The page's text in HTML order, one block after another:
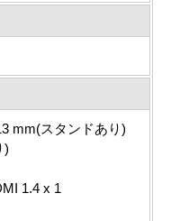
mm(スタンドあり)
)
1.4 x 1